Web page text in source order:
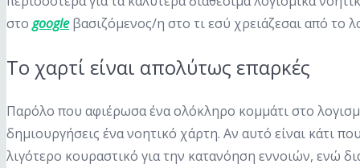
στο google βασιζόμενος/η στο τι εσύ χρειάζεσαι από το
Το χαρτί είναι απολύτως επαρκές
Παρόλο που αφιέρωσα ένα ολόκληρο κομμάτι στο
δημιουργήσεις ένα νοητικό χάρτη. Αν αυτό είναι κάτι
λιγότερο κουραστικό για την κατανόηση εννοιών, ενώ